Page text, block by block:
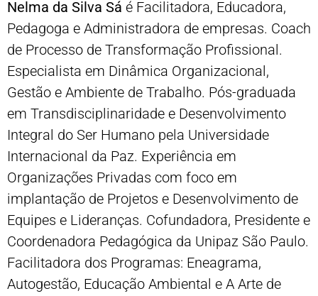
Nelma da Silva Sá é Facilitadora, Educadora,
Pedagoga e Administradora de empresas. Coach
de Processo de Transformação Profissional.
Especialista em Dinâmica Organizacional,
Gestão e Ambiente de Trabalho. Pós-graduada
em Transdisciplinaridade e Desenvolvimento
Integral do Ser Humano pela Universidade
Internacional da Paz. Experiência em
Organizações Privadas com foco em
implantação de Projetos e Desenvolvimento de
Equipes e Lideranças. Cofundadora, Presidente e
Coordenadora Pedagógica da Unipaz São Paulo.
Facilitadora dos Programas: Eneagrama,
Autogestão, Educação Ambiental e A Arte de